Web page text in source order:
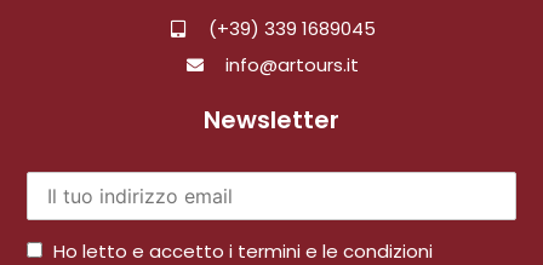
(+39) 339 1689045
info@artours.it
Newsletter
Ho letto e accetto i termini e le condizioni